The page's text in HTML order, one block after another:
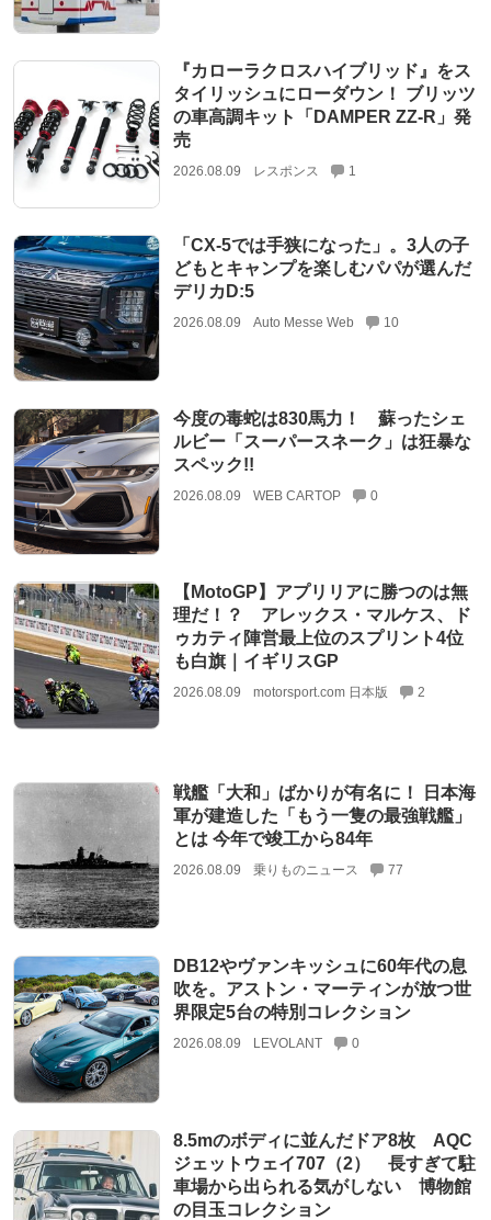
『カローラクロスハイブリッド』をス
タイリッシュにローダウン！ ブリッツ
の車高調キット「DAMPER ZZ-R」発
売
2026.08.09 レスポンス 1
「CX-5では手狭になった」。3人の子
どもとキャンプを楽しむパパが選んだ
デリカD:5
2026.08.09 Auto Messe Web 10
今度の毒蛇は830馬力！ 蘇ったシェ
ルビー「スーパースネーク」は狂暴な
スペック!!
2026.08.09 WEB CARTOP 0
【MotoGP】アプリリアに勝つのは無
理だ！？ アレックス・マルケス、ド
ゥカティ陣営最上位のスプリント4位
も白旗｜イギリスGP
2026.08.09 motorsport.com 日本版 2
戦艦「大和」ばかりが有名に！ 日本海
軍が建造した「もう一隻の最強戦艦」
とは 今年で竣工から84年
2026.08.09 乗りものニュース 77
DB12やヴァンキッシュに60年代の息
吹を。アストン・マーティンが放つ世
界限定5台の特別コレクション
2026.08.09 LEVOLANT 0
8.5mのボディに並んだドア8枚 AQC
ジェットウェイ707（2） 長すぎて駐
車場から出られる気がしない 博物館
の目玉コレクション